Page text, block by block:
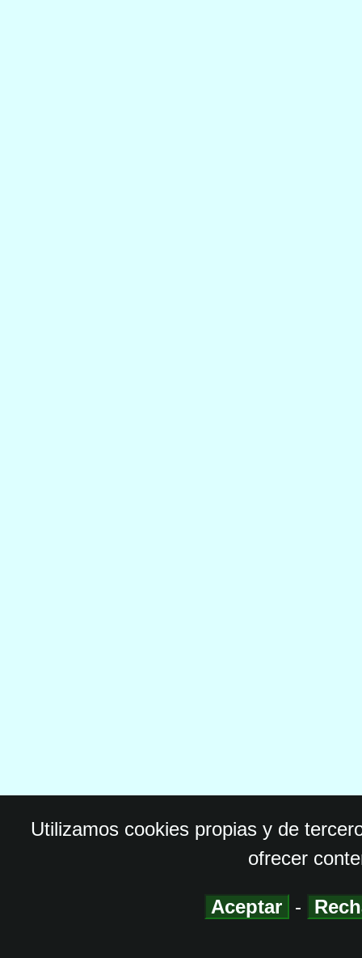
Utilizamos cookies propias y de
ofrecer
Aceptar -